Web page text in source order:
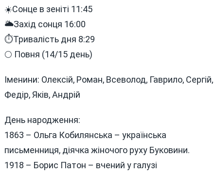
☀️Сонце в зеніті 11:45
🌥Захід сонця 16:00
⏱Тривалість дня 8:29
🌕 Повня (14/15 день)
Іменини: Олексій, Роман, Всеволод, Гаврило, Сергій,
Федір, Яків, Андрій
День народження:
1863 – Ольга Кобилянська – українська
письменниця, діячка жіночого руху Буковини.
1918 – Борис Патон – вчений у галузі